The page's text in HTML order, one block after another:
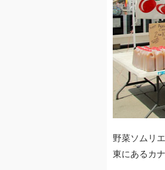
野菜ソムリ
東にあるカ